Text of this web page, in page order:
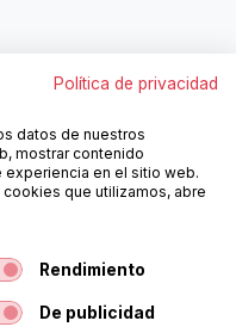
Política de privacidad
datos de nuestros
mostrar contenido
en el sitio web.
que utilizamos, abre
Rendimiento
De publicidad